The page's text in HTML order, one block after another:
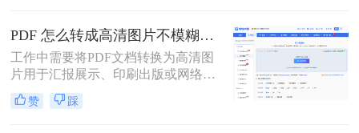
的“灵魂拷问”。
PDF 怎么转成高清图片不模糊？5种高清转换方法（2026实测指南）
工作中需要将PDF文档转换为高清图
片用于汇报展示、印刷出版或网络分
享，但转换后图片模糊不清、细节丢
失、放大后出现马赛克……这些"清
赞 踩